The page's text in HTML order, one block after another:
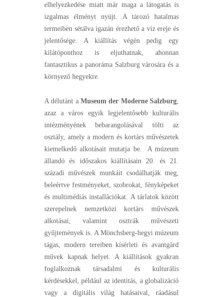
elhelyezkedése miatt már maga a látogatás is
izgalmas élményt nyújt. A tározó hatalmas
termeiben sétálva igazán érezhető a víz ereje és
jelentősége. A kiállítás végén pedig egy
kilátóponthoz is eljuthatnak, ahonnan
fantasztikus a panoráma Salzburg városára és a
környező hegyekre.
A délutánt a Museum der Moderne Salzburg
azaz a város egyik legjelentősebb kulturális
intézményének bebarangolásával tölti az
osztály, amely a modern és kortárs művészetek
kiemelkedő alkotásait mutatja be. A múzeum
állandó és időszakos kiállításain 20. és 21.
századi művészek munkáit csodálhatják meg,
beleértve festményeket, szobrokat, fényképeket
és multimédiás installációkat. A tárlatok között
szerepelnek nemzetközi kortárs művészek
alkotásai, valamint osztrák művészeti
gyűjtemények is. A Mönchsberg-hegyi múzeum
tágas, modern tereiben kísérleti és avantgárd
művek kapnak helyet. A kiállítások gyakran
foglalkoznak társadalmi és kulturális
kérdésekkel, például az identitás, a globalizáció
vagy a digitális világ hatásaival, ráadásul